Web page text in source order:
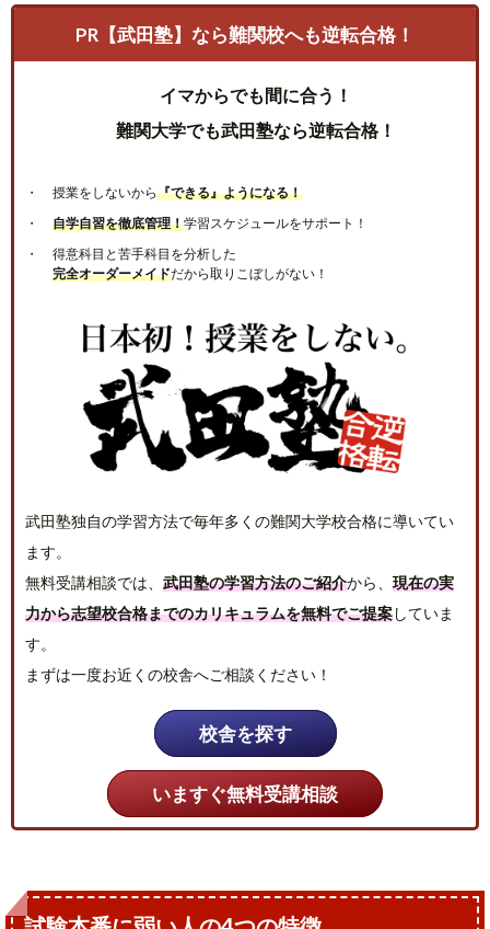
PR【武田塾】なら難関校へも逆転合格！
イマからでも間に合う！
難関大学でも武田塾なら逆転合格！
授業をしないから『できる』ようになる！
自学自習を徹底管理！学習スケジュールをサポート！
得意科目と苦手科目を分析した
完全オーダーメイドだから取りこぼしがない！
武田塾独自の学習方法で毎年多くの難関大学校合格に導いてい
ます。
無料受講相談では、 武田塾の学習方法のご紹介から、 現在の実
力から志望校合格までのカリキュラムを無料でご提案していま
す。
まずは一度お近くの校舎へご相談ください！
校舎を探す
いますぐ無料受講相談